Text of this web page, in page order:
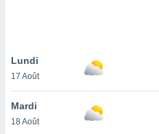
pas
de
à
Lundi
17 Août
Mardi
18 Août